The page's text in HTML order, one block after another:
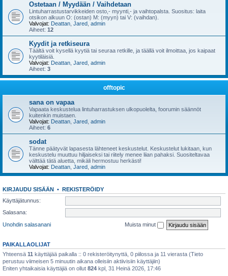
Ostetaan / Myydään / Vaihdetaan
Lintuharrastustarvikkeiden osto,- myynti,- ja vaihtopalsta. Suositus: laita
otsikon alkuun O: (ostan) M: (myyn) tai V: (vaihdan).
Valvojat: Deattan Jared admin
Aiheet: 12
Kyydit ja retkiseura
Täältä voit kysellä kyytiä tai seuraa retkille, ja täällä voit ilmoittaa, jos kaipaat
kyytiläisiä.
Valvojat: Deattan Jared admin
Aiheet: 3
offtopic
sana on vapaa
Vapaata keskustelua lintuharrastuksen ulkopuolelta, foorumin säännöt
kuitenkin muistaen.
Valvojat: Deattan Jared admin
Aiheet: 6
sodat
Tänne päätyvät lapasesta lähteneet keskustelut. Keskustelut lukitaan, kun
keskustelu muuttuu hiljaiseksi tai riitely menee liian pahaksi. Suositeltavaa
välttää tätä aluetta, mikäli hermostuu herkästi!
Valvojat: Deattan Jared admin
KIRJAUDU SISÄÄN • REKISTERÖIDY
Käyttäjätunnus:
Salasana:
Unohdin salasanani
Muista minut
PAIKALLAOLIJAT
Yhteensä 11 käyttäjää paikalla :: 0 rekisteröitynyttä, 0 piilossa ja 11 vierasta (Tieto
perustuu viimeisen 5 minuutin aikana olleisiin aktiivisiin käyttäjiin)
Eniten yhtaikaisia käyttäjiä on ollut 824 kpl, 31 Heinä 2026, 17:46